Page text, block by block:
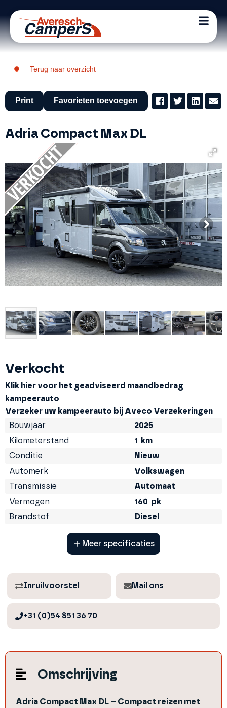
Terug naar overzicht
Print Favorieten toevoegen
Adria Compact Max DL
Verkocht
Klik hier voor het geadviseerd maandbedrag
kampeerauto
Verzeker uw kampeerauto bij Aveco Verzekeringen
Bouwjaar
2025
Kilometerstand
1
km
Conditie
Nieuw
Automerk
Volkswagen
Transmissie
Automaat
Vermogen
160 pk
Brandstof
Diesel
Meer specificaties
Inruilvoorstel Mail ons
+31 (0)54 851 36 70
Omschrijving
Adria Compact Max DL – Compact reizen met